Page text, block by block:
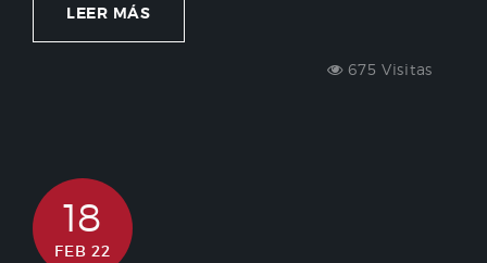
LEER MÁS
675 Visitas
18
FEB 22